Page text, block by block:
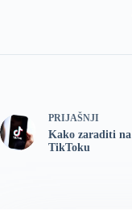
PRIJAŠNJI
Kako zaraditi na
TikToku